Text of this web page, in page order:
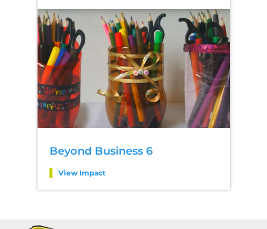
Beyond Business 6
View Impact